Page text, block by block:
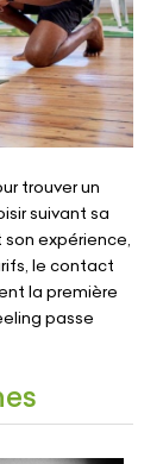
trouver un
suivant sa
expérience,
le contact
la première
passe